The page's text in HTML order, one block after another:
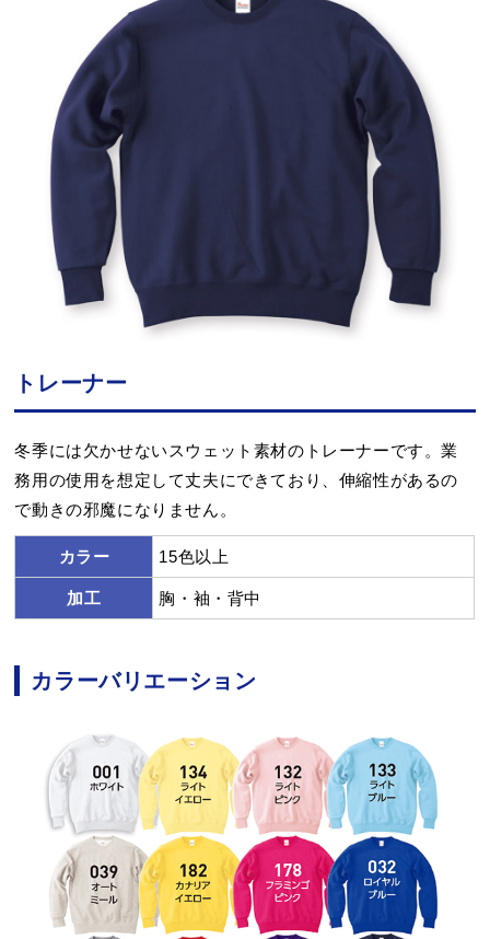
トレーナー
冬季には欠かせないスウェット素材のトレーナーです。業
務用の使用を想定して丈夫にできており、伸縮性があるの
で動きの邪魔になりません。
カラー 15色以上
加工 胸・袖・背中
カラーバリエーション